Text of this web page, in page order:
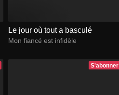
Le jour où tout a basculé
Mon fiancé est infidèle
S'abonner